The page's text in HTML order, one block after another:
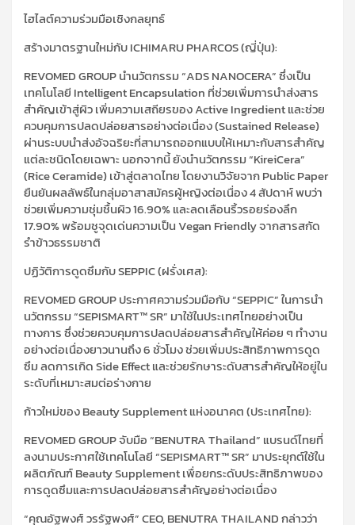
ไฮไลต์ความร่วมมือเชิงกลยุทธ์
สร้างมาตรฐานใหม่กับ ICHIMARU PHARCOS (ญี่ปุ่น):
REVOMED GROUP นำนวัตกรรม “ADS NANOCERA” ซึ่งเป็น
เทคโนโลยี Intelligent Encapsulation ที่ช่วยเพิ่มการนำส่งสาร
สำคัญเข้าสู่ผิว เพิ่มความเสถียรของ Active Ingredient และช่วย
ควบคุมการปลดปล่อยสารอย่างต่อเนื่อง (Sustained Release)
ผ่านระบบนำส่งอัจฉริยะที่สามารถออกแบบให้เหมาะกับสารสำคัญ
แต่ละชนิดโดยเฉพาะ นอกจากนี้ ยังนำนวัตกรรม “KireiCera”
(Rice Ceramide) เข้าสู่ตลาดไทย โดยงานวิจัยจาก Public Paper
ยืนยันผลลัพธ์ในกลุ่มอาสาสมัครผู้หญิงต่อเนื่อง 4 สัปดาห์ พบว่า
ช่วยเพิ่มความชุ่มชื้นผิว 16.90% และลดเลือนริ้วรอยร่องลึก
17.90% พร้อมชูจุดเด่นความเป็น Vegan Friendly จากสารสกัด
รำข้าวธรรมชาติ
ปฏิวัติการดูดซึมกับ SEPPIC (ฝรั่งเศส):
REVOMED GROUP ประกาศความร่วมมือกับ “SEPPIC” ในการนำ
นวัตกรรม “SEPISMART™ SR” มาใช้ในประเทศไทยอย่างเป็น
ทางการ ซึ่งช่วยควบคุมการปลดปล่อยสารสำคัญให้ค่อย ๆ ทำงาน
อย่างต่อเนื่องยาวนานถึง 6 ชั่วโมง ช่วยเพิ่มประสิทธิภาพการดูด
ซึม ลดการเกิด Side Effect และช่วยรักษาระดับสารสำคัญให้อยู่ใน
ระดับที่เหมาะสมต่อร่างกาย
ก้าวใหม่ของ Beauty Supplement แห่งอนาคต (ประเทศไทย):
REVOMED GROUP จับมือ “BENUTRA Thailand” แบรนด์ไทยที่
ลงนามประกาศใช้เทคโนโลยี “SEPISMART™ SR” มาประยุกต์ใช้ใน
ผลิตภัณฑ์ Beauty Supplement เพื่อยกระดับประสิทธิภาพของ
การดูดซึมและการปลดปล่อยสารสำคัญอย่างต่อเนื่อง
“คุณอัฐพงศ์ วรรัฐพงศ์” CEO, BENUTRA THAILAND กล่าวว่า